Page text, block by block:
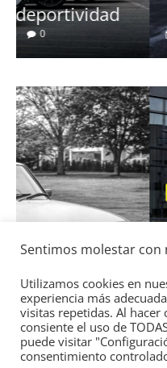
BMW Serie 7:
28 de junio de 2022
Seguridad Vídeo
El Mazda CX-5
nota en las
IIHS
11 de noviembre de 2021
Sentimos molestar con
Utilizamos cookies en
experiencia más
visitas repetidas. Al hacer
consiente el uso de
puede visitar
consentimiento